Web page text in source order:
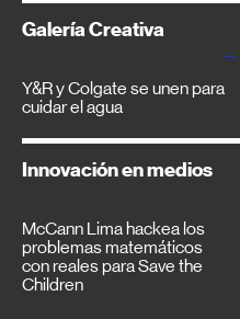
Galería Creativa
Y&R y Colgate se unen para
cuidar el agua
Innovación en medios
McCann Lima hackea los
problemas matemáticos
con reales para Save the
Children